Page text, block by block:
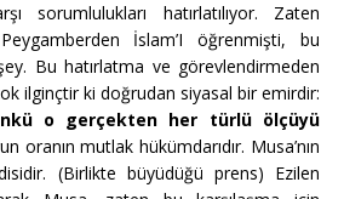
sorumlulukları hatırlatılıyor. Zaten
İslam’I öğrenmişti, bu
Bu hatırlatma ve görevlendirmeden
ilginçtir ki doğrudan siyasal bir emirdir:
o gerçekten her türlü ölçüyü
oranın mutlak hükümdarıdır. Musa’nın
(Birlikte büyüdüğü prens) Ezilen